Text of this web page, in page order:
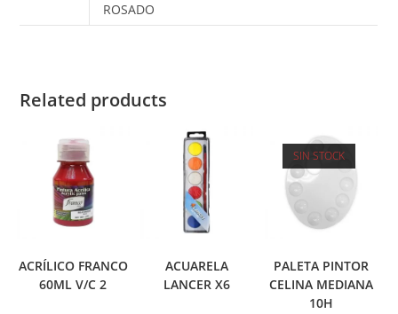
ROSADO
Related products
ACRÍLICO FRANCO
60ML V/C 2
ACUARELA
LANCER X6
SIN STOCK
PALETA PINTOR
CELINA MEDIANA
10H